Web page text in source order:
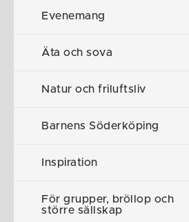
Evenemang
Äta och sova
Natur och friluftsliv
Barnens Söderköping
Inspiration
För grupper, bröllop och
större sällskap
Föreslå en ändring
Sidan uppdaterad 2026-05-06
Underliggande sidor